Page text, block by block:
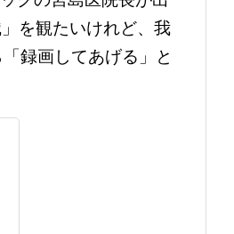
を観たいけれど、我
録画してあげる」と